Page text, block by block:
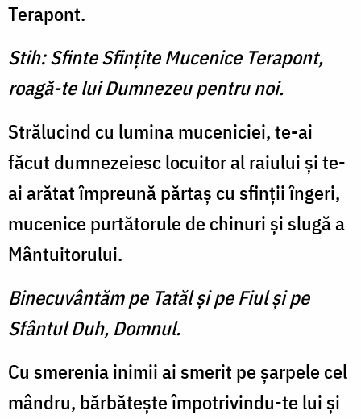
Terapont.
Stih: Sfinte Sfinţite Mucenice Terapont,
roagă-te lui Dumnezeu pentru noi.
Strălucind cu lumina muceniciei, te-ai
făcut dumnezeiesc locuitor al raiului şi te-
ai arătat împreună părtaş cu sfinţii îngeri,
mucenice purtătorule de chinuri şi slugă a
Mântuitorului.
Binecuvântăm pe Tatăl şi pe Fiul şi pe
Sfântul Duh, Domnul.
Cu smerenia inimii ai smerit pe şarpele cel
mândru, bărbăteşte împotrivindu-te lui şi